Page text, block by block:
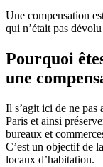
Une compensation
qui n’était pas
Pourquoi
une
Il s’agit ici de ne pas
Paris et ainsi
bureaux et
C’est un objectif de
locaux d’habitation.